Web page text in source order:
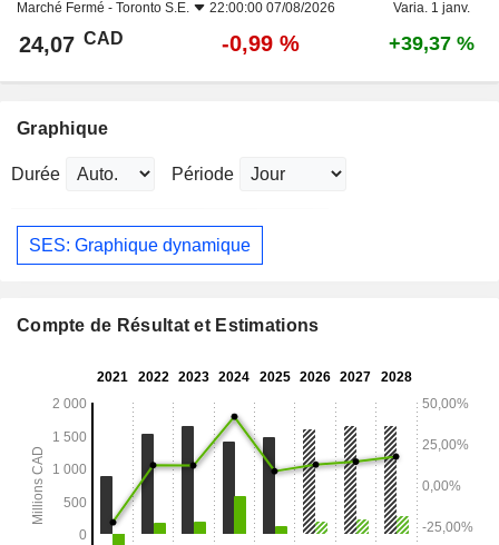
Marché Fermé - Toronto S.E. 22:00:00 07/08/2026 Varia. 1 janv.
24,07 CAD -0,99 % +39,37 %
Graphique
Durée Période
SES: Graphique dynamique
Compte de Résultat et Estimations